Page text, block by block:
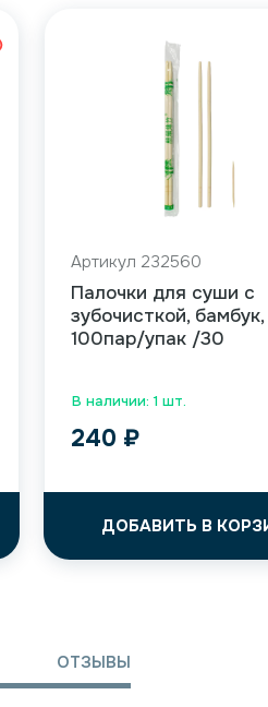
В наличии: 1 шт.
Артикул 232560
Палочки для суши с
зубочисткой,
100пар/упак /30
240 ₽
ДОБАВИТЬ В
ОТЗЫВЫ